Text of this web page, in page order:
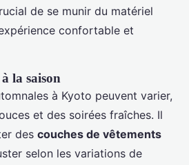
de se munir du matériel
confortable et
la saison
à Kyoto peuvent varier,
et des soirées fraîches. Il
des couches de vêtements
selon les variations de